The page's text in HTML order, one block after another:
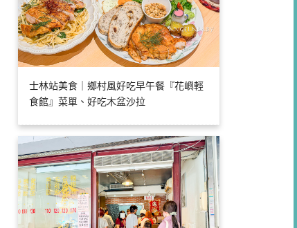
士林站美食｜鄉村風好吃早午餐『花嶼輕
食館』菜單、好吃木盆沙拉